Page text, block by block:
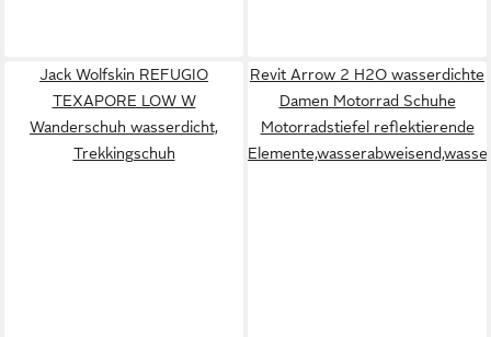
Jack Wolfskin REFUGIO
TEXAPORE LOW W
Wanderschuh wasserdicht,
Trekkingschuh
Revit Arrow 2 H2O wasserdichte
Damen Motorrad Schuhe
Motorradstiefel reflektierende